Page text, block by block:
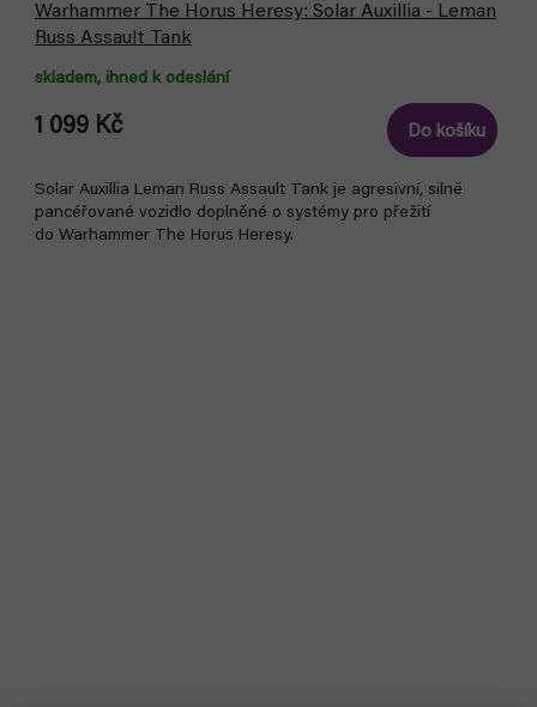
Warhammer The Horus Heresy: Solar Auxillia - Leman
Russ Assault Tank
skladem, ihned k odeslání
1 099 Kč Do košíku
Solar Auxillia Leman Russ Assault Tank je agresivní, silně
pancéřované vozidlo doplněné o systémy pro přežití
do Warhammer The Horus Heresy.